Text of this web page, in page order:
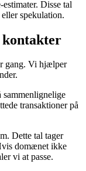
Disse tal
spekulation.
gang. Vi hjælper
sammenlignelige
transaktioner på
Dette tal tager
domænet ikke
vi at passe.